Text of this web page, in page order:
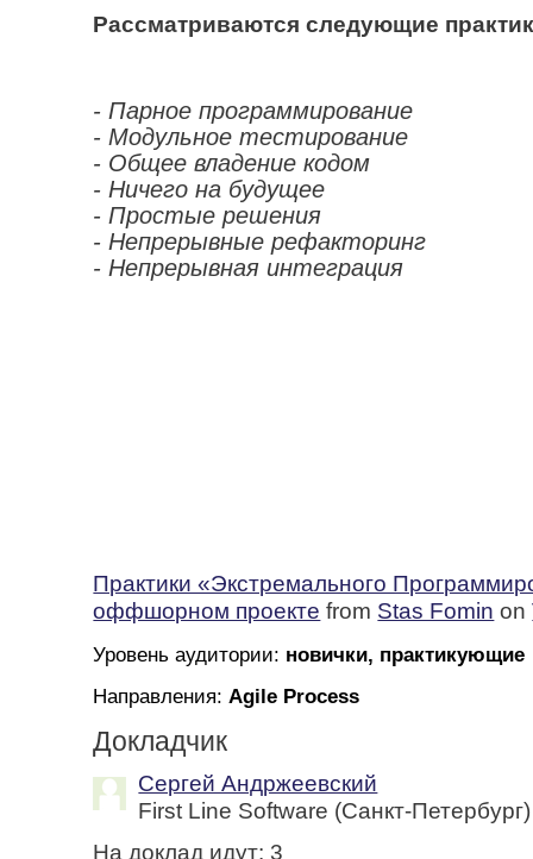
Рассматриваются следующие
- Парное программирование
- Модульное тестирование
- Общее владение кодом
- Ничего на будущее
- Простые решения
- Непрерывные рефакторинг
- Непрерывная интеграция
Практики «Экстремального
оффшорном проекте from Stas Fomin on
Уровень аудитории: новички, практикующие
Направления: Agile Process
Докладчик
Сергей Андржеевский
First Line Software (Санкт-Петербург)
На доклад идут: 3